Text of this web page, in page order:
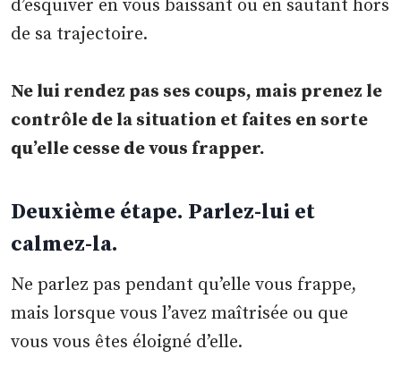
d’esquiver en vous baissant ou en sautant hors
de sa trajectoire.
Ne lui rendez pas ses coups, mais prenez le
contrôle de la situation et faites en sorte
qu’elle cesse de vous frapper.
Deuxième étape. Parlez-lui et
calmez-la.
Ne parlez pas pendant qu’elle vous frappe,
mais lorsque vous l’avez maîtrisée ou que
vous vous êtes éloigné d’elle.